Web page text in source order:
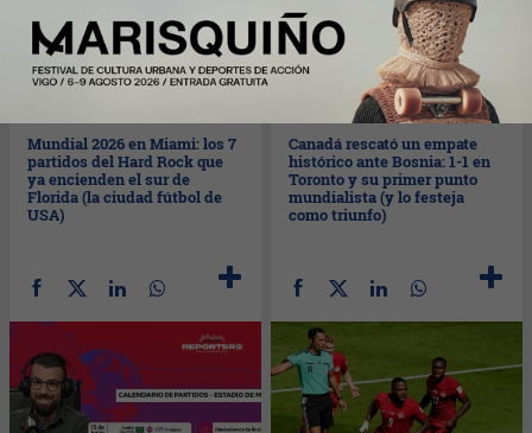
Mundial 2026 en Miami: los 7
partidos del Hard Rock que
ya encienden el sur de
Florida (la ciudad fútbol de
USA)
12/06/2026
Canadá rescató un empate
histórico ante Bosnia: 1-1 en
Toronto y su primer punto
mundialista (y lo festeja
como triunfo)